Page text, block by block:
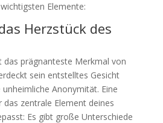
Elemente:
Herzstück des
das prägnanteste Merkmal von
sein entstelltes Gesicht
Anonymität. Eine
das zentrale Element deines
Es gibt große Unterschiede